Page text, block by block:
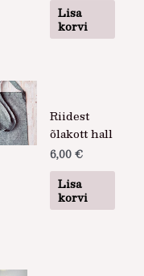
Lisa
korvi
Riidest
õlakott hall
6,00 €
Lisa
korvi